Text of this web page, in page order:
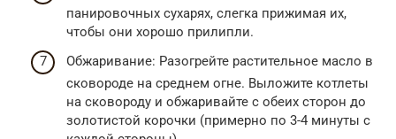
панировочных сухарях, слегка прижимая их,
чтобы они хорошо прилипли.
Обжаривание: Разогрейте растительное масло в
сковороде на среднем огне. Выложите котлеты
на сковороду и обжаривайте с обеих сторон до
золотистой корочки (примерно по 3-4 минуты с